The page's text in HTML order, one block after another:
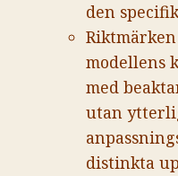
den
modellens
med
utan
distinkta